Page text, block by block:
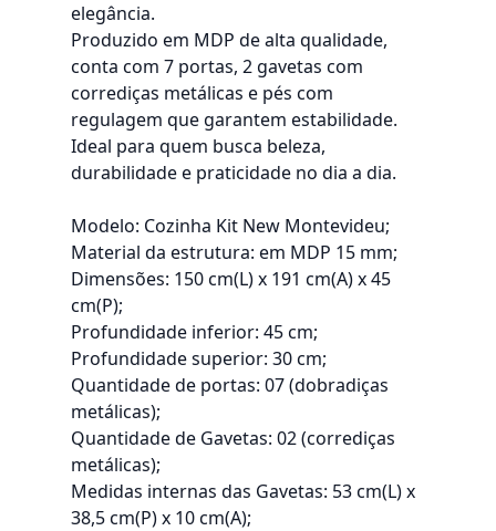
elegância.
Produzido em MDP de alta qualidade,
conta com 7 portas, 2 gavetas com
corrediças metálicas e pés com
regulagem que garantem estabilidade.
Ideal para quem busca beleza,
durabilidade e praticidade no dia a dia.
Modelo: Cozinha Kit New Montevideu;
Material da estrutura: em MDP 15 mm;
Dimensões: 150 cm(L) x 191 cm(A) x 45
cm(P);
Profundidade inferior: 45 cm;
Profundidade superior: 30 cm;
Quantidade de portas: 07 (dobradiças
metálicas);
Quantidade de Gavetas: 02 (corrediças
metálicas);
Medidas internas das Gavetas: 53 cm(L) x
38,5 cm(P) x 10 cm(A);